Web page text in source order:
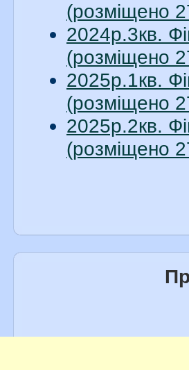
(розміщено
2024р.3кв.
(розміщено
2025р.1кв.
(розміщено
2025р.2кв.
(розміщено